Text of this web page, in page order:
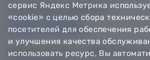
Техническая поддержка
Сообщить об ошибке
Направить обращение
Информационно - справочная
сервис Яндекс Метрика
«cookie» с целью сбора
посетителей для обеспечения
и улучшения качества
использовать ресурс, Вы